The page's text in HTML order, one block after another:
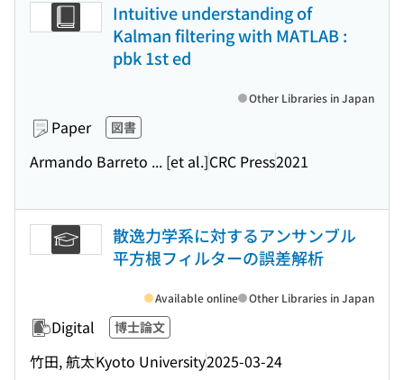
Intuitive understanding of
Kalman filtering with MATLAB :
pbk 1st ed
Paper 図書
Armando Barreto ... [et al.]CRC Press2021
Other Libraries in Japan
散逸力学系に対するアンサンブル
平方根フィルターの誤差解析
Digital 博士論文
竹田, 航太Kyoto University2025-03-24
Available online Other Libraries in Japan